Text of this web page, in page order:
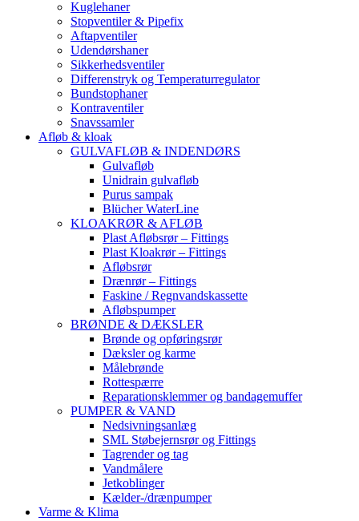
Kuglehaner
Stopventiler & Pipefix
Aftapventiler
Udendørshaner
Sikkerhedsventiler
Differenstryk og Temperaturregulator
Bundstophaner
Kontraventiler
Snavssamler
Afløb & kloak
GULVAFLØB & INDENDØRS
Gulvafløb
Unidrain gulvafløb
Purus sampak
Blücher WaterLine
KLOAKRØR & AFLØB
Plast Afløbsrør – Fittings
Plast Kloakrør – Fittings
Afløbsrør
Drænrør – Fittings
Faskine / Regnvandskassette
Afløbspumper
BRØNDE & DÆKSLER
Brønde og opføringsrør
Dæksler og karme
Målebrønde
Rottespærre
Reparationsklemmer og bandagemuffer
PUMPER & VAND
Nedsivningsanlæg
SML Støbejernsrør og Fittings
Tagrender og tag
Vandmålere
Jetkoblinger
Kælder-/drænpumper
Varme & Klima